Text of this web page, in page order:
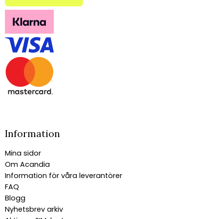
Information
Mina sidor
Om Acandia
Information för våra leverantörer
FAQ
Blogg
Nyhetsbrev arkiv